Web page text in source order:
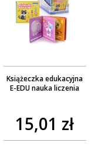
Książeczka edukacyjna
E-EDU nauka liczenia
15,01 zł